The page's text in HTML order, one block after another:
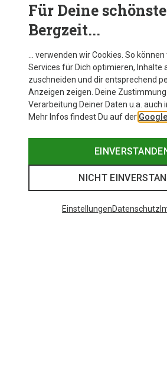
Du sparst 21%
Für Deine schönste
Bergzeit...
… verwenden wir Cookies. So
Services für Dich optimieren, Inhalte
zuschneiden und dir entsprechend
Anzeigen zeigen. Deine
Verarbeitung Deiner Daten u.a. auch
Mehr Infos findest Du auf der
NICHT
EinstellungenDatenschutz